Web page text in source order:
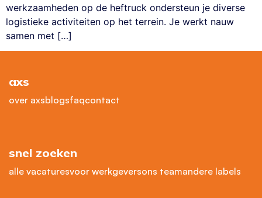
werkzaamheden op de heftruck ondersteun je diverse
logistieke activiteiten op het terrein. Je werkt nauw
samen met […]
axs
over axsblogsfaqcontact
snel zoeken
alle vacaturesvoor werkgeversons teamandere labels